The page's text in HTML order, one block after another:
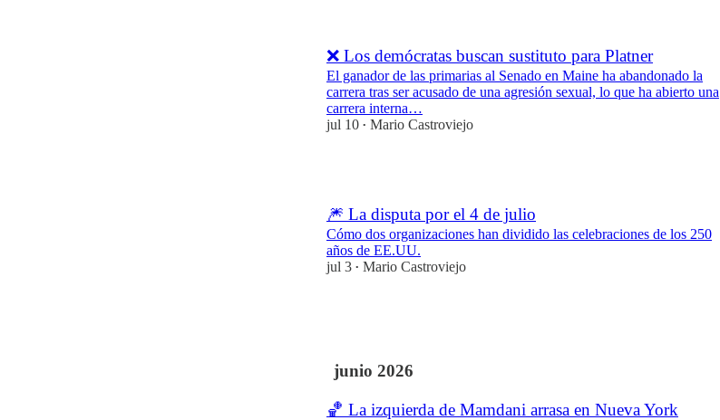
❌ Los demócratas buscan sustituto para Platner
El ganador de las primarias al Senado en Maine ha abandonado la
carrera tras ser acusado de una agresión sexual, lo que ha abierto una
carrera interna…
jul 10 • Mario Castroviejo
🎆 La disputa por el 4 de julio
Cómo dos organizaciones han dividido las celebraciones de los 250
años de EE.UU.
jul 3 • Mario Castroviejo
junio 2026
🏀 La izquierda de Mamdani arrasa en Nueva York